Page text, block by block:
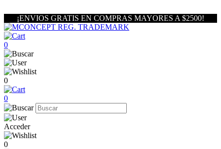
¡ENVIOS GRATIS EN COMPRAS MAYORES A $2500!
0
0
0
Acceder
0